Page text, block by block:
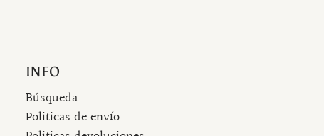
INFO
Búsqueda
Politicas de envío